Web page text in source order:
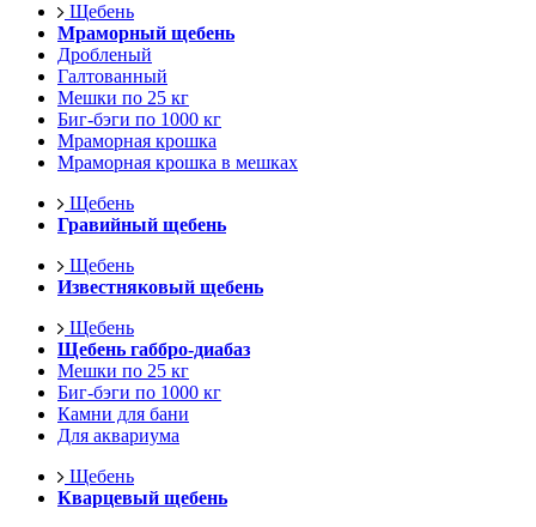
Щебень
Мраморный щебень
Дробленый
Галтованный
Мешки по 25 кг
Биг-бэги по 1000 кг
Мраморная крошка
Мраморная крошка в мешках
Щебень
Гравийный щебень
Щебень
Известняковый щебень
Щебень
Щебень габбро-диабаз
Мешки по 25 кг
Биг-бэги по 1000 кг
Камни для бани
Для аквариума
Щебень
Кварцевый щебень